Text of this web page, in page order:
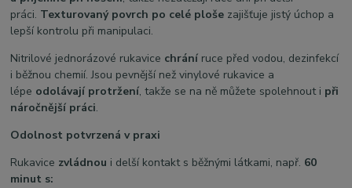
práci. Texturovaný povrch po celé ploše zajišťuje jistý úchop a
lepší kontrolu při manipulaci.
Nitrilové jednorázové rukavice chrání ruce před vodou, dezinfekcí
i běžnou chemií. Jsou pevnější než vinylové rukavice a
lépe odolávají protržení, takže se na ně můžete spolehnout i při
náročnější práci.
Odolnost potvrzená v praxi
Rukavice zvládnou i delší kontakt s běžnými látkami, např. 60
minut s: